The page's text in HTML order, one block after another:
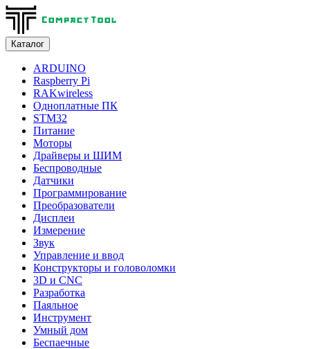
Каталог
ARDUINO
Raspberry Pi
RAKwireless
Одноплатные ПК
STM32
Питание
Моторы
Драйверы и ШИМ
Беспроводные
Датчики
Программирование
Преобразователи
Дисплеи
Измерение
Звук
Управление и ввод
Конструкторы и головоломки
3D и CNC
Разработка
Паяльное
Инструмент
Умный дом
Беспаечные